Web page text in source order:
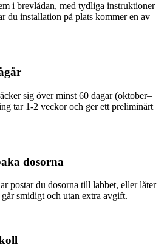
i brevlådan, med tydliga instruktioner
du installation på plats kommer en av
sig över minst 60 dagar (oktober–
tar 1-2 veckor och ger ett preliminärt
dosorna
postar du dosorna till labbet, eller låter
smidigt och utan extra avgift.